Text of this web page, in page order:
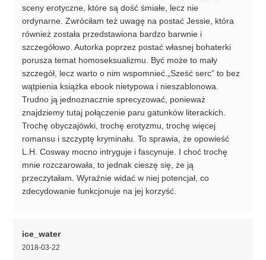
sceny erotyczne, które są dość śmiałe, lecz nie
ordynarne. Zwróciłam też uwagę na postać Jessie, która
również została przedstawiona bardzo barwnie i
szczegółowo. Autorka poprzez postać własnej bohaterki
porusza temat homoseksualizmu. Być może to mały
szczegół, lecz warto o nim wspomnieć.„Sześć serc” to bez
wątpienia książka ebook nietypowa i nieszablonowa.
Trudno ją jednoznacznie sprecyzować, ponieważ
znajdziemy tutaj połączenie paru gatunków literackich.
Trochę obyczajówki, trochę erotyzmu, trochę więcej
romansu i szczyptę kryminału. To sprawia, że opowieść
L.H. Cosway mocno intryguje i fascynuje. I choć trochę
mnie rozczarowała, to jednak cieszę się, że ją
przeczytałam. Wyraźnie widać w niej potencjał, co
zdecydowanie funkcjonuje na jej korzyść.
ice_water
2018-03-22